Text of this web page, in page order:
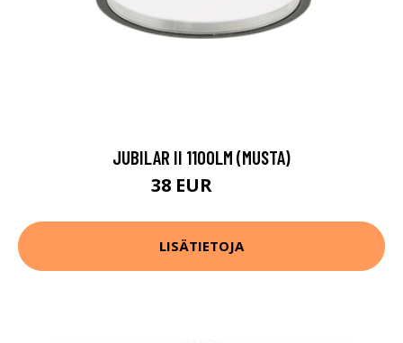
JUBILAR II 1100LM (MUSTA)
38 EUR
LISÄTIETOJA